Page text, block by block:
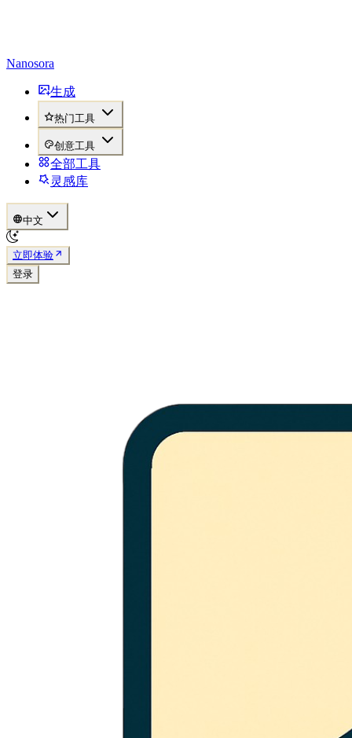
Nanosora
生成
热门工具
创意工具
全部工具
灵感库
中文
立即体验
登录